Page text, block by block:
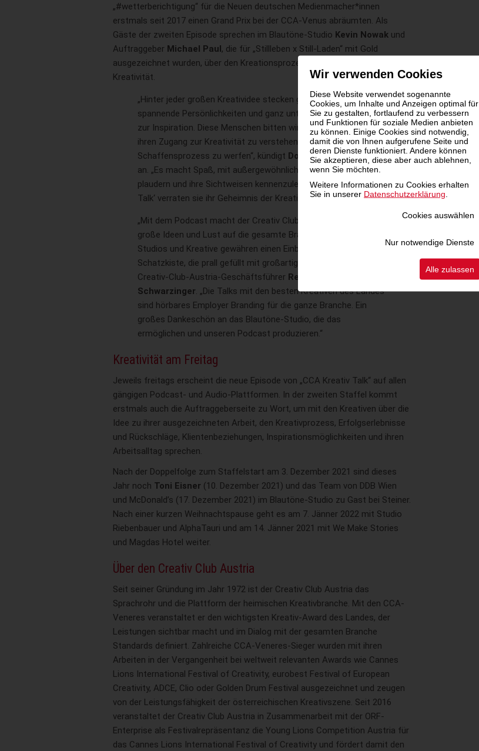
Wir verwenden Cookies
Diese Website verwendet sogenannte
Cookies, um Inhalte und Anzeigen optimal für
Sie zu gestalten, fortlaufend zu verbessern
und Funktionen für soziale Medien anbieten
zu können. Einige Cookies sind notwendig,
damit die von Ihnen aufgerufene Seite und
deren Dienste funktioniert. Andere können
Sie akzeptieren, diese aber auch ablehnen,
wenn Sie möchten.
Weitere Informationen zu Cookies erhalten
Sie in unserer Datenschutzerklärung
Cookies auswählen
Nur notwendige Dienste
Alle zulassen
„#wetterberichtigung“ für die Neuen deutschen Medienmacher*innen
erstmals seit 2017 einen Grand Prix bei der CCA-Venus abräumten. Als
Gäste der zweiten Episode sprechen im Blautöne-Studio Kevin Nowak und
Auftraggeber Michael Paul, die für „Stillleben x Still-Laden“ mit Gold
ausgezeichnet wurden, über den Kreationsprozess und den Impact von
Kreativität.
„Hinter jeder großen Kreatividee stecken großartige Kreative,
spannende Persönlichkeiten und ganz unterschiedliche Zugänge
zur Inspiration. Diese Menschen bitten wir vor das Mikrofon, um
ihren Zugang zur Kreativität zu verstehen und einen Blick in ihren
Schaffensprozess zu werfen“, kündigt Doris Christina Steiner
an. „Es macht Spaß, mit außergewöhnlichen Menschen zu
plaudern und ihre Sichtweisen kennenzulernen. Im ‚CCA Kreativ
Talk‘ verraten sie ihr Geheimnis der Kreativität.“
„Mit dem Podcast macht der Creativ Club Austria Lust auf
große Ideen und Lust auf die gesamte Branche. Agenturen,
Studios und Kreative gewähren einen Einblick in ihre kreative
Schatzkiste, die prall gefüllt mit großartigen Ideen ist“, meint
Creativ-Club-Austria-Geschäftsführer Reinhard
Schwarzinger . „Die Talks mit den besten Kreativen des Landes
sind hörbares Employer Branding für die ganze Branche. Ein
großes Dankeschön an das Blautöne-Studio, die das
ermöglichen und unseren Podcast produzieren.“
Kreativität am Freitag
Jeweils freitags erscheint die neue Episode von „CCA Kreativ Talk“ auf allen
gängigen Podcast- und Audio-Plattformen. In der zweiten Staffel kommt
erstmals auch die Auftraggeberseite zu Wort, um mit den Kreativen über die
Idee zu ihrer ausgezeichneten Arbeit, den Kreativprozess, Erfolgserlebnisse
und Rückschläge, Klientenbeziehungen, Inspirationsmöglichkeiten und ihren
Arbeitsalltag sprechen.
Nach der Doppelfolge zum Staffelstart am 3. Dezember 2021 sind dieses
Jahr noch Toni Eisner (10. Dezember 2021) und das Team von DDB Wien
und McDonald’s (17. Dezember 2021) im Blautöne-Studio zu Gast bei Steiner.
Nach einer kurzen Weihnachtspause geht es am 7. Jänner 2022 mit Studio
Riebenbauer und AlphaTauri und am 14. Jänner 2021 mit We Make Stories
und Magdas Hotel weiter.
Über den Creativ Club Austria
Seit seiner Gründung im Jahr 1972 ist der Creativ Club Austria das
Sprachrohr und die Plattform der heimischen Kreativbranche. Mit den CCA-
Veneres veranstaltet er den wichtigsten Kreativ-Award des Landes, der
Leistungen sichtbar macht und im Dialog mit der gesamten Branche
Standards definiert. Zahlreiche CCA-Veneres-Sieger wurden mit ihren
Arbeiten in der Vergangenheit bei weltweit relevanten Awards wie Cannes
Lions International Festival of Creativity, eurobest Festival of European
Creativity, ADCE, Clio oder Golden Drum Festival ausgezeichnet und zeugen
von der Leistungsfähigkeit der österreichischen Kreativszene. Seit 2016
veranstaltet der Creativ Club Austria in Zusammenarbeit mit der ORF-
Enterprise als Festivalrepräsentanz die Young Lions Competition Austria für
das Cannes Lions International Festival of Creativity und fördert damit den